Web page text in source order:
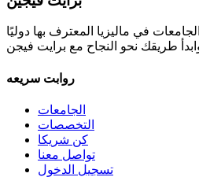
في ماليزيا المعترف بها دوليًا
طريقك نحو النجاح مع برايت فيجن
روابت سريعه
الجامعات
التخصصات
كن شريكا
تواصل معنا
تسجيل الدخول